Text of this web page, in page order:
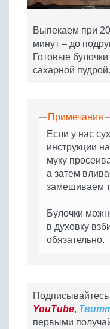
Выпекаем при
минут – до
Готовые
сахарной пудрой.
Примечания
Если у нас
инструкции
муку
а затем
замешиваем
Булочки
в духовку
обязательно.
YouTube,
первыми